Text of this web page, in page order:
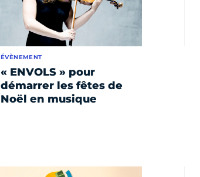
« ENVOLS » pour
démarrer les fêtes de
Noël en musique
ÉVÈNEMENT